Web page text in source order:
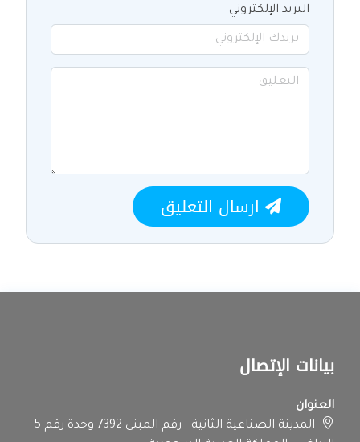
البريد الإلكتروني
ارسال التعليق
بيانات الإتصال
العنوان
المدينة الصناعية الثانية - رقم المبنى 7392 وحدة رقم 5 -